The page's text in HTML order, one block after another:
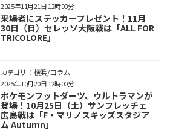
来場者にステッカープレゼント！11月
30日（日）セレッソ大阪戦は「ALL FOR
TRICOLORE」
2025年11月21日 12時00分
カテゴリ： 横浜 / コラム
ポケモンフットダーツ、ウルトラマンが
登場！10月25日（土）サンフレッチェ
広島戦は「F・マリノスキッズスタジア
ム Autumn」
2025年10月20日 12時00分